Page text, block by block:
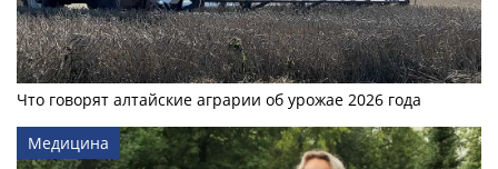
Что говорят алтайские аграрии об урожае 2026 года
Медицина